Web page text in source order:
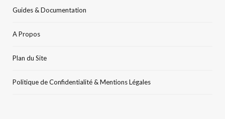
Guides & Documentation
A Propos
Plan du Site
Politique de Confidentialité & Mentions Légales